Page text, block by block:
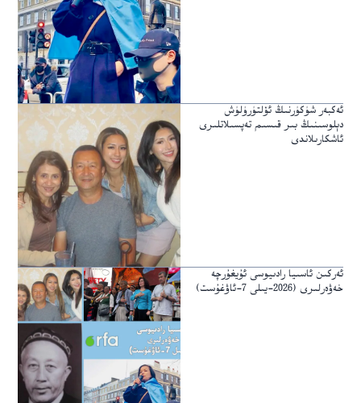
ئەكبەر شۈكۈرنىڭ ئۆلتۈرۈلۈش
دېلوسىنىڭ بىر قىسىم تەپسىلاتلىرى
ئاشكارىلاندى
ئەركىن ئاسىيا رادىيوسى ئۇيغۇرچە
خەۋەرلىرى (2026-يىلى 7-ئاۋغۇست)